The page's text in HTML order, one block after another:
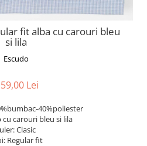
fit alba cu carouri bleu
si lila
Escudo
Lei
40%poliester
cu carouri bleu si lila
Clasic
Regular fit